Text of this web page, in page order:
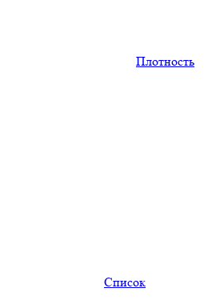
Плотность
Список